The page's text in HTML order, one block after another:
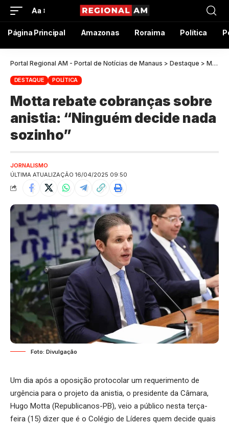
Aa
Página Principal Amazonas Roraima Política
Portal Regional AM - Portal de Notícias de Manaus > Destaque > Motta rebate cobranças sobre anistia: “Ninguém decide nada sozinho”
DESTAQUE POLÍTICA
Motta rebate cobranças sobre
anistia: “Ninguém decide nada
sozinho”
ÚLTIMA ATUALIZAÇÃO 16/04/2025 09:50
JORNALISMO
Foto: Divulgação
Um dia após a oposição protocolar um requerimento de
urgência para o projeto da anistia, o presidente da Câmara,
Hugo Motta (Republicanos-PB), veio a público nesta terça-
feira (15) dizer que é o Colégio de Líderes quem decide quais